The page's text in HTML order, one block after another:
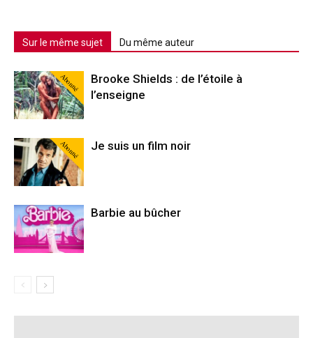
Sur le même sujet Du même auteur
Abonné
Brooke Shields : de l’étoile à
l’enseigne
Abonné Je suis un film noir
Barbie au bûcher